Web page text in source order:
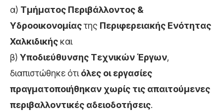
α) Τμήματος Περιβάλλοντος &
Υδροοικονομίαςτης Περιφερειακής Ενότητας
Χαλκιδικής και
β) Υποδιεύθυνσης Τεχνικών Έργων,
διαπιστώθηκε ότιόλες οι εργασίες
πραγματοποιήθηκαν χωρίς τις απαιτούμενες
περιβαλλοντικές αδειοδοτήσεις.